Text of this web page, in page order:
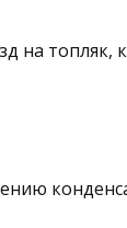
топляк,